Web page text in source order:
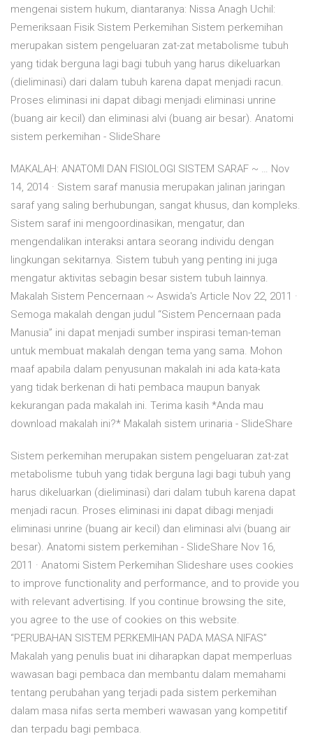
mengenai sistem hukum, diantaranya: Nissa Anagh Uchil:
Pemeriksaan Fisik Sistem Perkemihan Sistem perkemihan
merupakan sistem pengeluaran zat-zat metabolisme tubuh
yang tidak berguna lagi bagi tubuh yang harus dikeluarkan
(dieliminasi) dari dalam tubuh karena dapat menjadi racun.
Proses eliminasi ini dapat dibagi menjadi eliminasi unrine
(buang air kecil) dan eliminasi alvi (buang air besar). Anatomi
sistem perkemihan - SlideShare
MAKALAH: ANATOMI DAN FISIOLOGI SISTEM SARAF ~ … Nov
14, 2014 · Sistem saraf manusia merupakan jalinan jaringan
saraf yang saling berhubungan, sangat khusus, dan kompleks.
Sistem saraf ini mengoordinasikan, mengatur, dan
mengendalikan interaksi antara seorang individu dengan
lingkungan sekitarnya. Sistem tubuh yang penting ini juga
mengatur aktivitas sebagin besar sistem tubuh lainnya.
Makalah Sistem Pencernaan ~ Aswida's Article Nov 22, 2011 ·
Semoga makalah dengan judul “Sistem Pencernaan pada
Manusia” ini dapat menjadi sumber inspirasi teman-teman
untuk membuat makalah dengan tema yang sama. Mohon
maaf apabila dalam penyusunan makalah ini ada kata-kata
yang tidak berkenan di hati pembaca maupun banyak
kekurangan pada makalah ini. Terima kasih *Anda mau
download makalah ini?* Makalah sistem urinaria - SlideShare
Sistem perkemihan merupakan sistem pengeluaran zat-zat
metabolisme tubuh yang tidak berguna lagi bagi tubuh yang
harus dikeluarkan (dieliminasi) dari dalam tubuh karena dapat
menjadi racun. Proses eliminasi ini dapat dibagi menjadi
eliminasi unrine (buang air kecil) dan eliminasi alvi (buang air
besar). Anatomi sistem perkemihan - SlideShare Nov 16,
2011 · Anatomi Sistem Perkemihan Slideshare uses cookies
to improve functionality and performance, and to provide you
with relevant advertising. If you continue browsing the site,
you agree to the use of cookies on this website.
“PERUBAHAN SISTEM PERKEMIHAN PADA MASA NIFAS”
Makalah yang penulis buat ini diharapkan dapat memperluas
wawasan bagi pembaca dan membantu dalam memahami
tentang perubahan yang terjadi pada sistem perkemihan
dalam masa nifas serta memberi wawasan yang kompetitif
dan terpadu bagi pembaca.